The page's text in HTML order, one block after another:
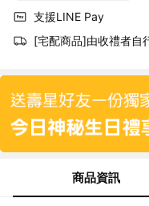
支援LINE Pay
[宅配商品]由收禮者自
商品資訊